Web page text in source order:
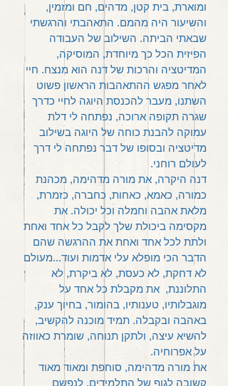
ומוארת, בית קטן, מדהים, חם ומזמין,
והשיעור היה מהמם. התאהבתי והרגשתי
שבאתי הביתה. השילוב של העבודה
הפיזית הכל כך מיוחדת, המוסיקה,
המדיטציה והרכות של דנה הוא מנצח. חיי
לאחר מפגש ההתאהבות הראשון פשוט
השתנו, מעבר להכנסת היוגה לחיי כדרך
שגרה תקופה ארוכה, נפתחה לי דלת
עמוקה להבנת כוחה של היוגה בשילוב
מדיטציה ובסופו של דבר נפתחה לי דרך
לעולם רוחני.
דנה היקרה, את מורה מדהימה, מכהנת
כמורה, כאמא, כאחות, כחברה, כזמרת,
מלאת אהבה וחמלה וכל יכולה. את
מקסימה ביכולת שלך לקבל כל אחד ואחת
ולתת לכל אחד ואחת את ההרגשה שהם
הדבר הכי מופלא עלי אדמות ועוד...מעולם
לא דחקת, לא כעסת, לא ביקרת, לא
התלוננת, את מקבלת כל אחד על
מוגבלותיו, טענותיו, בהומור, בחיוך ענק,
באהבה ובקבלה. תמיד מוכנה להקשיב,
להשיא עיצה, ולתקן תנוחה, שומרת כאווזה
על אפרוחיה.
את מורה מדהימה, סוחפת ומאוד מאוד
קשובה לגוף של התלמידים, לנפשם